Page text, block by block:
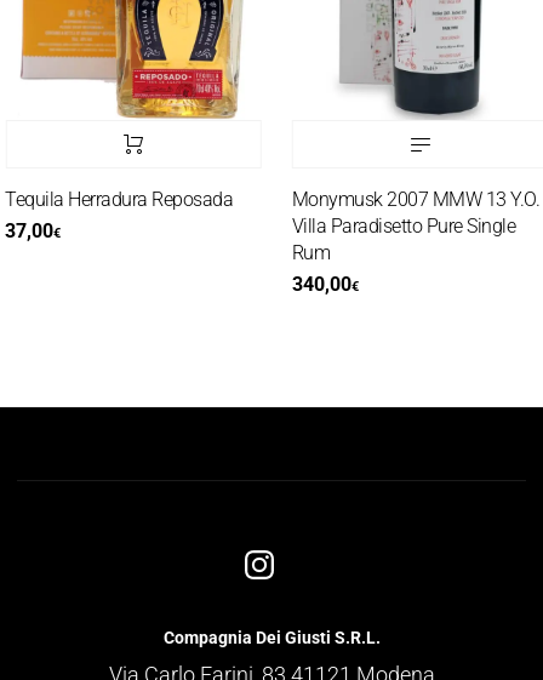
Herradura Reposada
€
Monymusk 2007 MMW 13 Y.O.
Villa Paradisetto Pure Single
Rum
340,00€
Compagnia Dei Giusti S.R.L.
Via Carlo Farini, 83 41121 Modena